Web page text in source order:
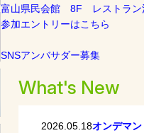
富山県民会館 8F レストラン
参加エントリーはこちら
SNSアンバサダー募集
What's New
2026.05.18オンデマ